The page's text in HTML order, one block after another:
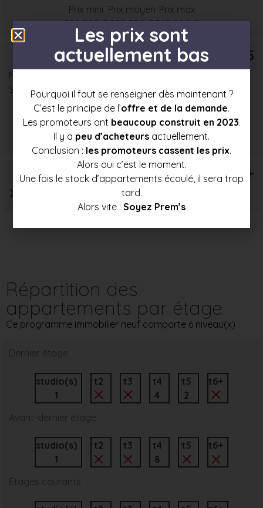
Prix mini
299 500 €
Prix moyen
322 500 €
Prix max
345 000 €
T5
Nombre : 2
Surface moyenne : 91 m²
Prix mini
336 500 €
Prix moyen
357 000 €
Prix max
377 500 €
T6+
Répartition des
appartements par étage
Ce programme immobilier neuf comporte 6 niveau(x)
Dernier étage
studio(s)
1
t2 t3
t4
4
t5
2
t6+
Avant-dernier étage
studio(s)
1
t2 t3
t4
8
t5 t6+
Étages courants
Les prix sont
actuellement bas
Pourquoi il faut se renseigner dès maintenant ?
C’est le principe de l’offre et de la demande.
Les promoteurs ont beaucoup construit en 2023.
Il y a peu d’acheteurs actuellement.
Conclusion : les promoteurs cassent les prix.
Alors oui c’est le moment.
Une fois le stock d’appartements écoulé, il sera trop
tard.
Alors vite : Soyez Prem’s